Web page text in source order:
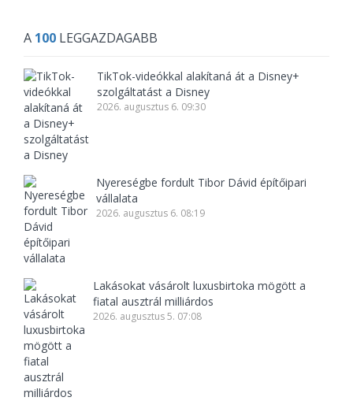
A 100 LEGGAZDAGABB
TikTok-videókkal alakítaná át a Disney+
szolgáltatást a Disney
2026. augusztus 6. 09:30
Nyereségbe fordult Tibor Dávid építőipari
vállalata
2026. augusztus 6. 08:19
Lakásokat vásárolt luxusbirtoka mögött a
fiatal ausztrál milliárdos
2026. augusztus 5. 07:08